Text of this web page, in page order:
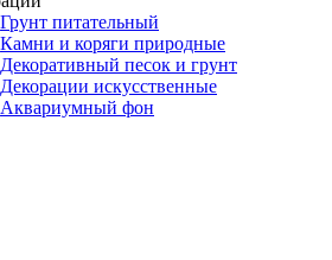
Грунт питательный
Камни и коряги природные
Декоративный песок и грунт
Декорации искусственные
Аквариумный фон